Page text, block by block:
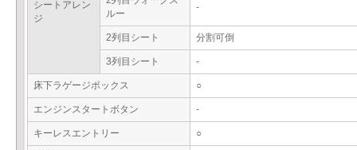
シートアレン
ジ
ルー
-
2列目シート 分割可倒
3列目シート -
床下ラゲージボックス ○
エンジンスタートボタン -
キーレスエントリー ○